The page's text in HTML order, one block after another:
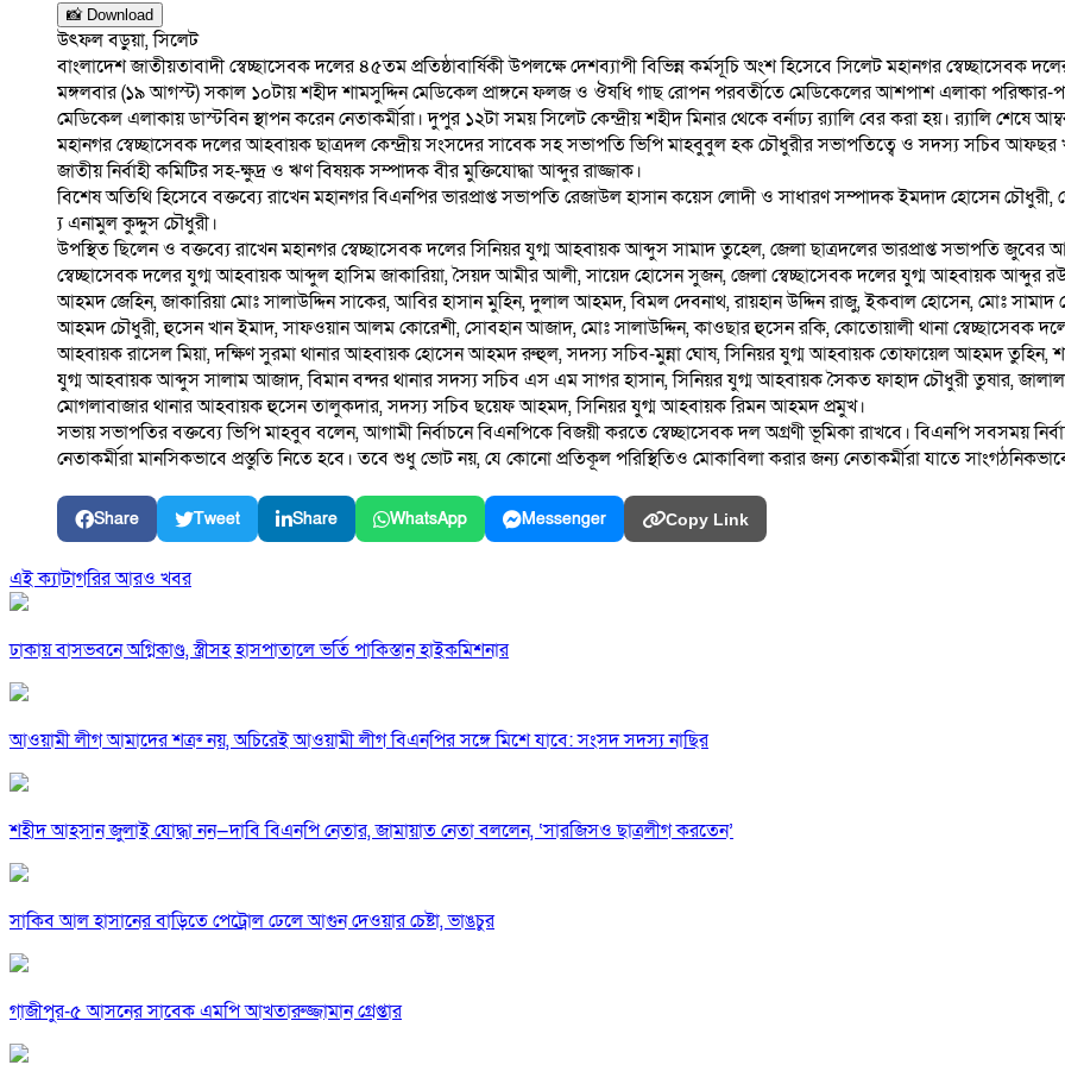
📸 Download
উৎফল বড়ুয়া, সিলেট
বাংলাদেশ জাতীয়তাবাদী স্বেচ্ছাসেবক দলের ৪৫তম প্রতিষ্ঠাবার্ষিকী উপলক্ষে দেশব্যাপী বিভিন্ন কর্মসূচি অংশ হিসেবে সিলেট মহানগর স্বেচ্ছাসেবক
মঙ্গলবার (১৯ আগস্ট) সকাল ১০টায় শহীদ শামসুদ্দিন মেডিকেল প্রাঙ্গনে ফলজ ও ঔষধি গাছ রোপন পরবর্তীতে মেডিকেলের আশপাশ এলাকা পরিষ্কার-
মেডিকেল এলাকায় ডাস্টবিন স্থাপন করেন নেতাকর্মীরা। দুপুর ১২টা সময় সিলেট কেন্দ্রীয় শহীদ মিনার থেকে বর্নাঢ্য র‌্যালি বের করা হয়। র‌্যালি শেষে
মহানগর স্বেচ্ছাসেবক দলের আহবায়ক ছাত্রদল কেন্দ্রীয় সংসদের সাবেক সহ সভাপতি ভিপি মাহবুবুল হক চৌধুরীর সভাপতিত্বে ও সদস্য সচিব আফছর
জাতীয় নির্বাহী কমিটির সহ-ক্ষুদ্র ও ঋণ বিষয়ক সম্পাদক বীর মুক্তিযোদ্ধা আব্দুর রাজ্জাক।
বিশেষ অতিথি হিসেবে বক্তব্যে রাখেন মহানগর বিএনপির ভারপ্রাপ্ত সভাপতি রেজাউল হাসান কয়েস লোদী ও সাধারণ সম্পাদক ইমদাদ হোসেন
্য এনামুল কুদ্দুস চৌধুরী।
উপস্থিত ছিলেন ও বক্তব্যে রাখেন মহানগর স্বেচ্ছাসেবক দলের সিনিয়র যুগ্ম আহবায়ক আব্দুস সামাদ তুহেল, জেলা ছাত্রদলের ভারপ্রাপ্ত সভাপতি
স্বেচ্ছাসেবক দলের যুগ্ম আহবায়ক আব্দুল হাসিম জাকারিয়া, সৈয়দ আমীর আলী, সায়েদ হোসেন সুজন, জেলা স্বেচ্ছাসেবক দলের যুগ্ম আহবায়ক
আহমদ জেহিন, জাকারিয়া মোঃ সালাউদ্দিন সাকের, আবির হাসান মুহিন, দুলাল আহমদ, বিমল দেবনাথ, রায়হান উদ্দিন রাজু, ইকবাল হোসেন, মোঃ
আহমদ চৌধুরী, হুসেন খান ইমাদ, সাফওয়ান আলম কোরেশী, সোবহান আজাদ, মোঃ সালাউদ্দিন, কাওছার হুসেন রকি, কোতোয়ালী থানা স্বেচ্ছাসেবক
আহবায়ক রাসেল মিয়া, দক্ষিণ সুরমা থানার আহবায়ক হোসেন আহমদ রুহুল, সদস্য সচিব-মুন্না ঘোষ, সিনিয়র যুগ্ম আহবায়ক তোফায়েল আহমদ তুহিন,
যুগ্ম আহবায়ক আব্দুস সালাম আজাদ, বিমান বন্দর থানার সদস্য সচিব এস এম সাগর হাসান, সিনিয়র যুগ্ম আহবায়ক সৈকত ফাহাদ চৌধুরী তুষার,
মোগলাবাজার থানার আহবায়ক হুসেন তালুকদার, সদস্য সচিব ছয়েফ আহমদ, সিনিয়র যুগ্ম আহবায়ক রিমন আহমদ প্রমুখ।
সভায় সভাপতির বক্তব্যে ভিপি মাহবুব বলেন, আগামী নির্বাচনে বিএনপিকে বিজয়ী করতে স্বেচ্ছাসেবক দল অগ্রণী ভূমিকা রাখবে। বিএনপি সবসময়
নেতাকর্মীরা মানসিকভাবে প্রস্তুতি নিতে হবে। তবে শুধু ভোট নয়, যে কোনো প্রতিকূল পরিস্থিতিও মোকাবিলা করার জন্য নেতাকর্মীরা যাতে
Share Tweet Share WhatsApp Messenger Copy Link
এই ক্যাটাগরির আরও খবর
ঢাকায় বাসভবনে অগ্নিকাণ্ড, স্ত্রীসহ হাসপাতালে ভর্তি পাকিস্তান হাইকমিশনার
আওয়ামী লীগ আমাদের শত্রু নয়, অচিরেই আওয়ামী লীগ বিএনপির সঙ্গে মিশে যাবে: সংসদ সদস্য নাছির
শহীদ আহসান জুলাই যোদ্ধা নন—দাবি বিএনপি নেতার, জামায়াত নেতা বললেন, ‘সারজিসও ছাত্রলীগ করতেন’
সাকিব আল হাসানের বাড়িতে পেট্রোল ঢেলে আগুন দেওয়ার চেষ্টা, ভাঙচুর
গাজীপুর-৫ আসনের সাবেক এমপি আখতারুজ্জামান গ্রেপ্তার